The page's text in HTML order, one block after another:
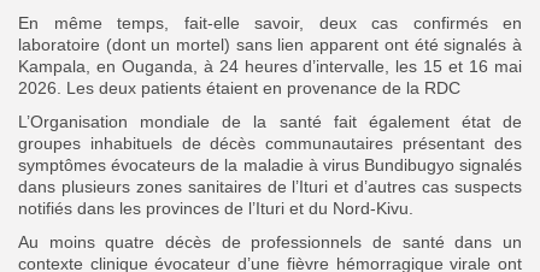
En même temps, fait-elle savoir, deux cas confirmés en
laboratoire (dont un mortel) sans lien apparent ont été signalés à
Kampala, en Ouganda, à 24 heures d’intervalle, les 15 et 16 mai
2026. Les deux patients étaient en provenance de la RDC
L’Organisation mondiale de la santé fait également état de
groupes inhabituels de décès communautaires présentant des
symptômes évocateurs de la maladie à virus Bundibugyo signalés
dans plusieurs zones sanitaires de l’Ituri et d’autres cas suspects
notifiés dans les provinces de l’Ituri et du Nord-Kivu.
Au moins quatre décès de professionnels de santé dans un
contexte clinique évocateur d’une fièvre hémorragique virale ont